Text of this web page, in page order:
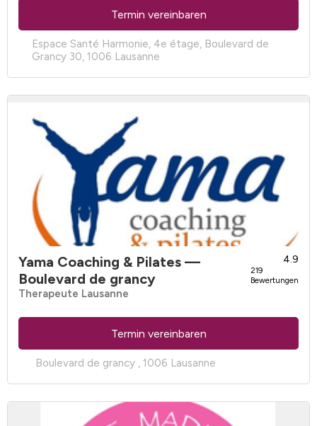
Espace Santé Harmonie, 4e étage, Boulevard de
Grancy 30, 1006 Lausanne
Termin vereinbaren
Yama Coaching & Pilates —
Boulevard de grancy
4.9
219
Bewertungen
Therapeute Lausanne
Boulevard de grancy , 1006 Lausanne
Termin vereinbaren